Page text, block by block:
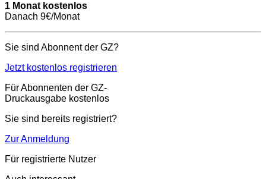
1 Monat kostenlos
Danach 9€/Monat
Sie sind Abonnent der GZ?
Jetzt kostenlos registrieren
Für Abonnenten der GZ-
Druckausgabe kostenlos
Sie sind bereits registriert?
Zur Anmeldung
Für registrierte Nutzer